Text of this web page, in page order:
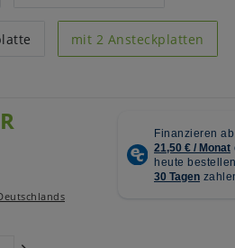
mit 2 Ansteckplatten